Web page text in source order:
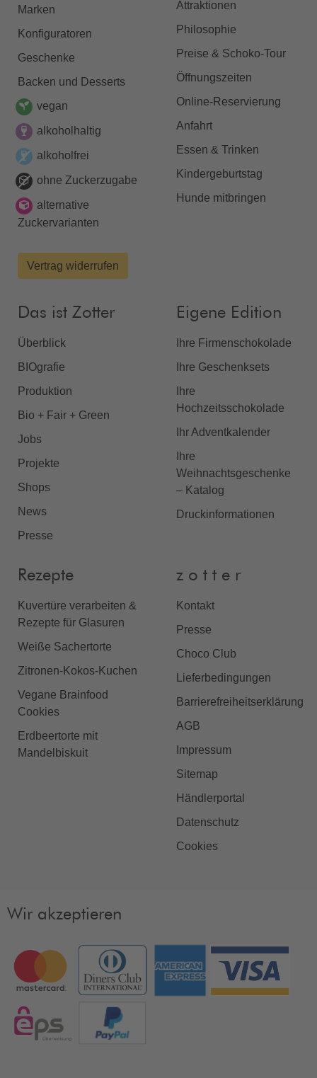
Marken
Konfiguratoren
Geschenke
Backen und Desserts
vegan
alkoholhaltig
alkoholfrei
ohne Zuckerzugabe
alternative
Zuckervarianten
Vertrag widerrufen
Attraktionen
Philosophie
Preise & Schoko-Tour
Öffnungszeiten
Online-Reservierung
Anfahrt
Essen & Trinken
Kindergeburtstag
Hunde mitbringen
Das ist Zotter
Überblick
BIOgrafie
Produktion
Bio + Fair + Green
Jobs
Projekte
Shops
News
Presse
Eigene Edition
Ihre Firmenschokolade
Ihre Geschenksets
Ihre
Hochzeitsschokolade
Ihr Adventkalender
Ihre
Weihnachtsgeschenke
– Katalog
Druckinformationen
Rezepte
Kuvertüre verarbeiten &
Rezepte für Glasuren
Weiße Sachertorte
Zitronen-Kokos-Kuchen
Vegane Brainfood
Cookies
Erdbeertorte mit
Mandelbiskuit
z o t t e r
Kontakt
Presse
Choco Club
Lieferbedingungen
Barrierefreiheitserklärung
AGB
Impressum
Sitemap
Händlerportal
Datenschutz
Cookies
Wir akzeptieren